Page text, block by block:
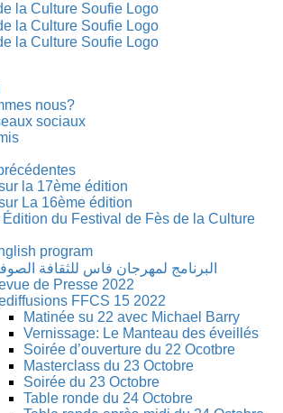
nous?
sociaux
la 17ème édition
La 16ème édition
Édition du Festival de Fès de la Culture
program
البرنامج لمهرجان فاس للثقافة
de Presse 2022
FFCS 15 2022
Matinée su 22 avec Michael Barry
Vernissage: Le Manteau des éveillés
Soirée d’ouverture du 22 Ocotbre
Masterclass du 23 Octobre
Soirée du 23 Octobre
Table ronde du 24 Octobre